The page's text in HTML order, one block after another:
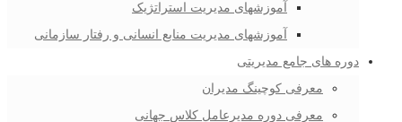
آموزشهای مدیریت استراتژیک
آموزشهای مدیریت منابع انسانی و رفتار سازمانی
دوره های جامع مدیریتی
معرفی کوچینگ مدیران
معرفی دوره مدیرعامل کلاس جهانی